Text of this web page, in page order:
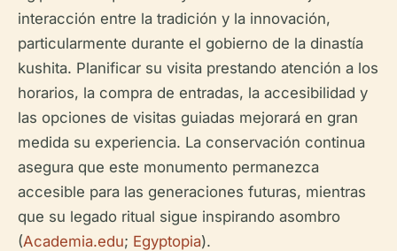
interacción entre la tradición y la innovación,
particularmente durante el gobierno de la dinastía
kushita. Planificar su visita prestando atención a los
horarios, la compra de entradas, la accesibilidad y
las opciones de visitas guiadas mejorará en gran
medida su experiencia. La conservación continua
asegura que este monumento permanezca
accesible para las generaciones futuras, mientras
que su legado ritual sigue inspirando asombro
(Academia.edu; Egyptopia).